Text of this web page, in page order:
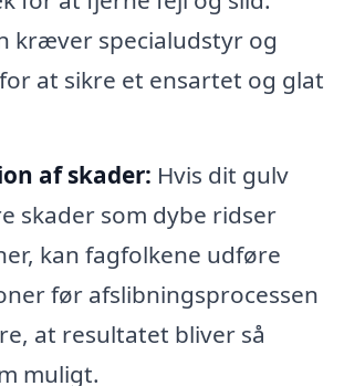
kræver specialudstyr og
at sikre et ensartet og glat
af skader: Hvis dit gulv
skader som dybe ridser
kan fagfolkene udføre
før afslibningsprocessen
at resultatet bliver så
muligt.